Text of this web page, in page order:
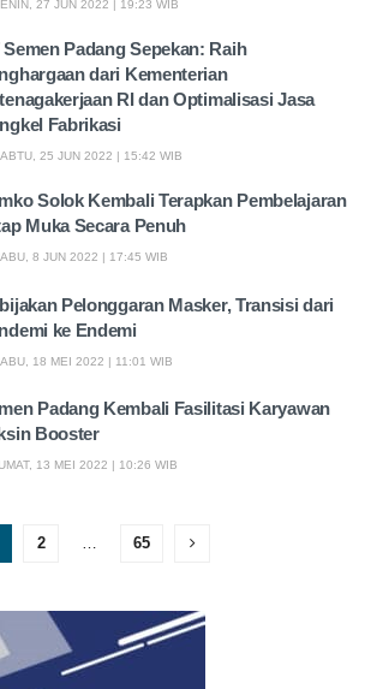
27 JUN 2022 | 19:23 WIB
Semen Padang Sepekan: Raih
dari Kementerian
RI dan Optimalisasi Jasa
Fabrikasi
25 JUN 2022 | 15:42 WIB
Solok Kembali Terapkan Pembelajaran
Muka Secara Penuh
8 JUN 2022 | 17:45 WIB
Pelonggaran Masker, Transisi dari
ke Endemi
18 MEI 2022 | 11:01 WIB
Padang Kembali Fasilitasi Karyawan
Booster
13 MEI 2022 | 10:26 WIB
2 65